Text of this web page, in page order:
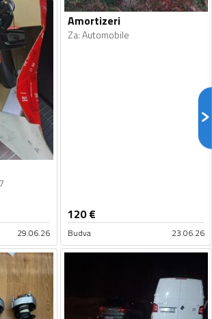
29.06.26
Amortizeri
Za:Automobile
120€
Budva 23.06.26